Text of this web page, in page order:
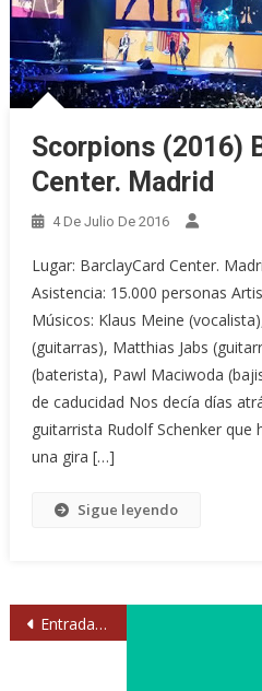
Scorpions (2016)
Center. Madrid
4 De Julio De 2016
Lugar: BarclayCard Center.
Asistencia: 15.000 personas
Músicos: Klaus Meine
(guitarras), Matthias Jabs
(baterista), Pawl Maciwoda
de caducidad Nos decía días
guitarrista Rudolf Schenker que
una gira […]
Sigue leyendo
Navegación
Entradas anteriores